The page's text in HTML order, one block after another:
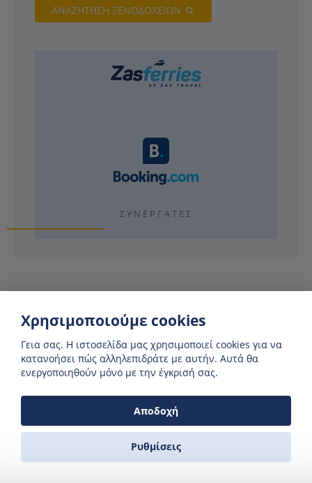
ΑΝΑΖΗΤΗΣΗ ΞΕΝΟΔΟΧΕΙΩΝ
ΣΥΝΕΡΓΆΤΕΣ
Γιατί να χρησιμοποιήσετε τη Zas
Ferries;
ΔΕΙΤΕ ΑΝ ΥΠΑΡΧΟΥΝ ΔΙΑΘΕΣΗΜΑ ΔΡΟΜΟΛΟΓΙΑ
Στο ημερολόγιο μας μπορείτε να δείτε αν υπάρχει το
συγκεκριμένο δρομολόγιο πριν κάνετε αναζήτηση
Χρησιμοποιούμε cookies
Γεια σας. H ιστοσελίδα μας χρησιμοποιεί cookies για να
κατανοήσει πώς αλληλεπιδράτε με αυτήν. Αυτά θα
ενεργοποιηθούν μόνο με την έγκρισή σας.
Αποδοχή
Ρυθμίσεις